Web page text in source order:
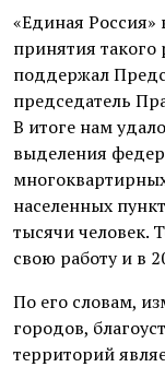
«Единая Россия»
принятия
поддержал
председатель
В итоге нам
выделения
населенных
тысячи человек.
свою работу и в
По его словам,
городов,
территорий